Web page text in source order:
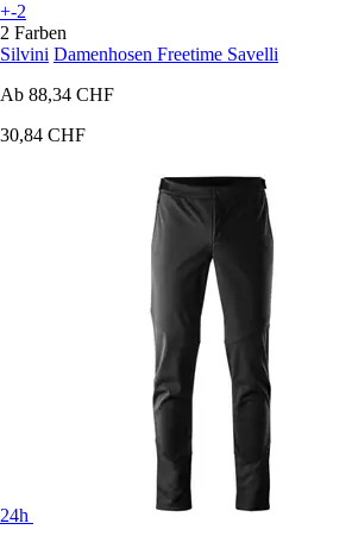
+-2
2 Farben
Silvini Damenhosen Freetime Savelli
Ab 88,34 CHF
30,84 CHF
24h